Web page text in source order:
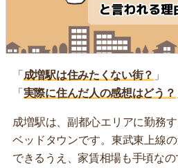
「 成増駅は住みたくない街？ 」
「 実際に住んだ人の感想はどう？
成増駅は、副都心エリアに勤務
ベッドタウンです。東武東上線
できるうえ、家賃相場も手頃なの